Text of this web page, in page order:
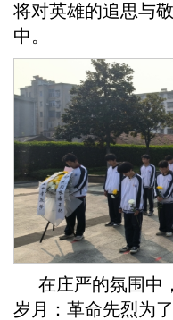
将对英雄的追思与
中。
在庄严的氛围中
岁月：革命先烈为